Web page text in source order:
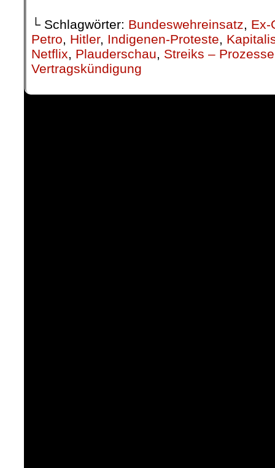
└ Schlagwörter: Bundeswehreinsatz, Ex-
Petro, Hitler, Indigenen-Proteste,
Netflix, Plauderschau, Streiks –
Vertragskündigung